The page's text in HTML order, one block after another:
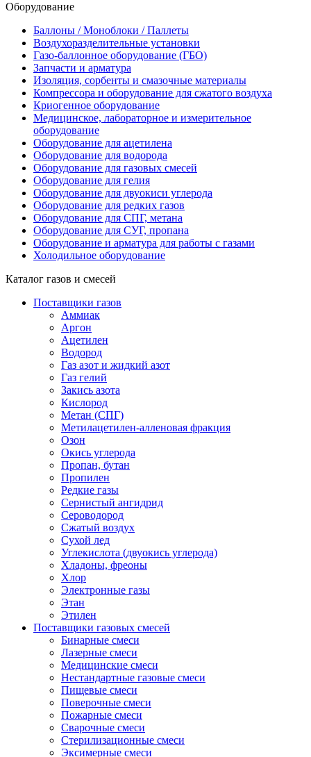
Оборудование
Баллоны / Моноблоки / Паллеты
Воздухоразделительные установки
Газо-баллонное оборудование (ГБО)
Запчасти и арматура
Изоляция, сорбенты и смазочные материалы
Компрессора и оборудование для сжатого воздуха
Криогенное оборудование
Медицинское, лабораторное и измерительное
оборудование
Оборудование для ацетилена
Оборудование для водорода
Оборудование для газовых смесей
Оборудование для гелия
Оборудование для двуокиси углерода
Оборудование для редких газов
Оборудование для СПГ, метана
Оборудование для СУГ, пропана
Оборудование и арматура для работы с газами
Холодильное оборудование
Каталог газов и смесей
Поставщики газов
Аммиак
Аргон
Ацетилен
Водород
Газ азот и жидкий азот
Газ гелий
Закись азота
Кислород
Метан (СПГ)
Метилацетилен-алленовая фракция
Озон
Окись углерода
Пропан, бутан
Пропилен
Редкие газы
Сернистый ангидрид
Сероводород
Сжатый воздух
Сухой лед
Углекислота (двуокись углерода)
Хладоны, фреоны
Хлор
Электронные газы
Этан
Этилен
Поставщики газовых смесей
Бинарные смеси
Лазерные смеси
Медицинские смеси
Нестандартные газовые смеси
Пищевые смеси
Поверочные смеси
Пожарные смеси
Сварочные смеси
Стерилизационные смеси
Эксимерные смеси